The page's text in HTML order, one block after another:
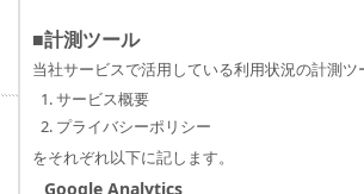
■計測ツール
当社サービスで活用している利用状況の計測ツ
サービス概要
プライバシーポリシー
をそれぞれ以下に記します。
Google Analytics